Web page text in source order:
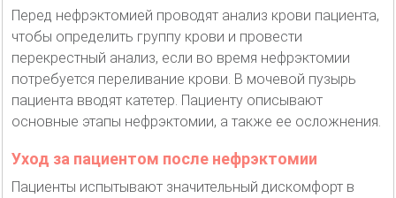
Перед нефрэктомией проводят анализ крови пациента,
чтобы определить группу крови и провести
перекрестный анализ, если во время нефрэктомии
потребуется переливание крови. В мочевой пузырь
пациента вводят катетер. Пациенту описывают
основные этапы нефрэктомии, а также ее осложнения.
Уход за пациентом после нефрэктомии
Пациенты испытывают значительный дискомфорт в